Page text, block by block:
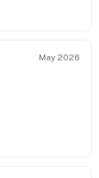
May 2026